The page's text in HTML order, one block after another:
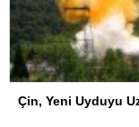
Çin, Yeni Uyduyu